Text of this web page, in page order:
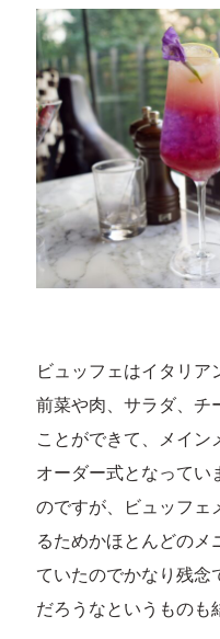
ビュッフェはイタリア
前菜や肉、サラダ、チ
ことができて、メイン
オーダー式となってい
のですが、ビュッフェ
るためかほとんどのメ
ていたのでかなり残念
だろうなというものも